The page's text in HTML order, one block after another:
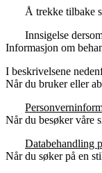
Å trekke tilbake
Innsigelse
Informasjon om
I beskrivelsene
Når du bruker eller
Når du besøker våre
Databehandling
Når du søker på en